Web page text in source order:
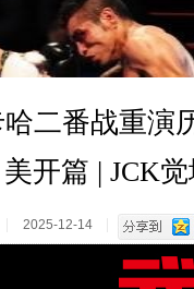
哈二番战重演
美开篇 | JCK
2025-12-14